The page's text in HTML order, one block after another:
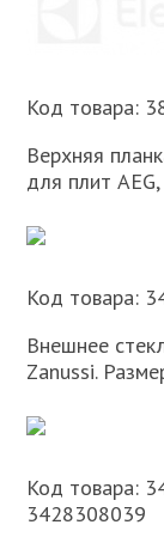
Код товара:
Верхняя
для плит
Код товара:
Внешнее
Zanussi.
Код товара:
3428308039